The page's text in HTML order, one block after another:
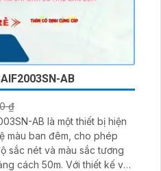
AB
₫
AB là một thiết bị hiện
màu ban đêm, cho phép
sắc nét và màu sắc tương
Với thiết kế vỏ